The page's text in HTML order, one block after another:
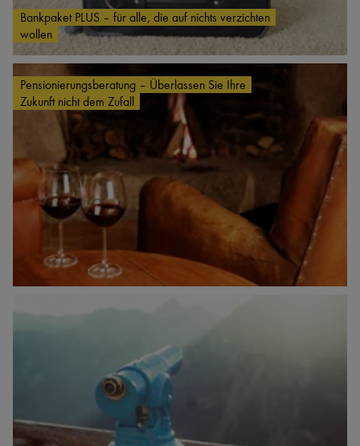
Bankpaket PLUS – für alle, die auf nichts verzichten
wollen
Pensionierungsberatung – Überlassen Sie Ihre
Zukunft nicht dem Zufall